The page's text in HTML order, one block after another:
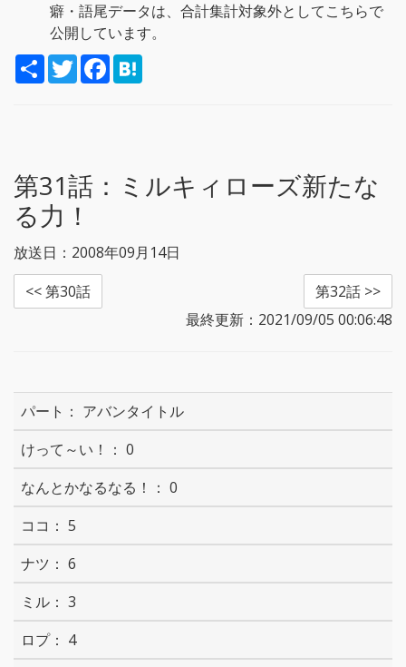
癖・語尾データは、合計集計対象外としてこちらで
公開しています。
S
h
T
w
F
a
第31話： ミルキィローズ新たな
る力！
放送日：2008年09月14日
<< 第30話
第32話 >>
最終更新：2021/09/05 00:06:48
アバンタイトル
0
0
5
6
3
4